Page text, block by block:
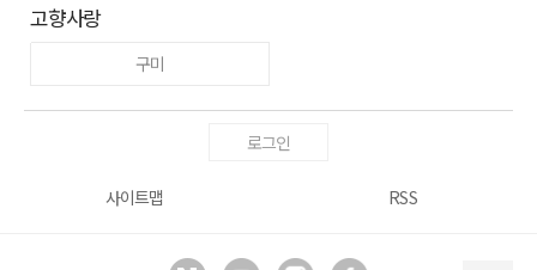
고향사랑
구미
로그인
사이트맵 RSS